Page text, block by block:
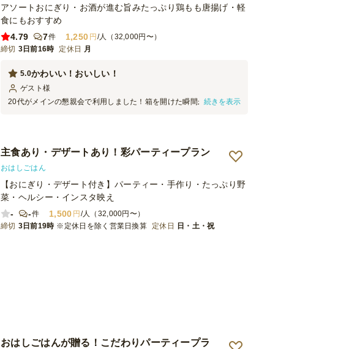
アソートおにぎり・お酒が進む旨みたっぷり鶏もも唐揚げ・軽
食にもおすすめ
4.79
7件 1,250 円/人（32,000円〜）
締切 3日前16時 定休日 月
かわいい！おいしい！
5.0
ゲスト 様
20代がメインの懇親会で利用しました！箱を開けた瞬間から一斉に
続きを表示
主食あり・デザートあり！彩パーティープラン
おはしごはん
【おにぎり・デザート付き】パーティー・手作り・たっぷり野
菜・ヘルシー・インスタ映え
-
-件 1,500 円 /人（32,000円〜）
締切 3日前19時 ※定休日を除く営業日換算 定休日 日・土・祝
おはしごはんが贈る！こだわりパーティープラ